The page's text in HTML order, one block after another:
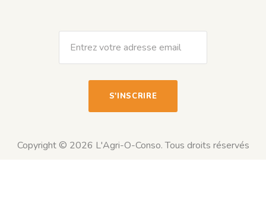
Copyright © 2026 L'Agri-O-Conso. Tous droits réservés